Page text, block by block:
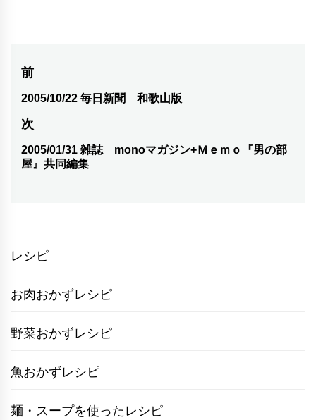
投
稿
ナ
ビ
ゲ
ョ
前
前
の
投
稿:
2005/10/22 毎日新聞 和歌山版
次
次
の
2005/01/31 雑誌 monoマガジン+Ｍｅｍｏ『男の部
屋』共同編集
レシピ
お肉おかずレシピ
野菜おかずレシピ
魚おかずレシピ
麺・スープを使ったレシピ